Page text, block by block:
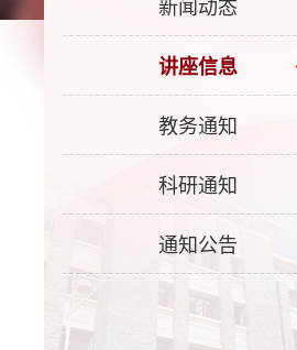
新闻动态
讲座信息
教务通知
科研通知
通知公告